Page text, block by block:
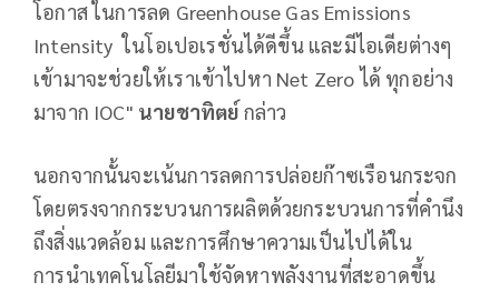
โอกาส ในการลด Greenhouse Gas Emissions
Intensity ในโอเปอเรชั่นได้ดีขึ้น และมีไอเดียต่างๆ
เข้ามาจะช่วยให้เราเข้าไปหา Net Zero ได้ ทุกอย่าง
มาจาก IOC" นายชาทิตย์ กล่าว
นอกจากนั้นจะเน้นการลดการปล่อยก๊าซเรือนกระจก
โดยตรงจากกระบวนการผลิตด้วยกระบวนการที่คำนึง
ถึงสิ่งแวดล้อม และการศึกษาความเป็นไปได้ใน
การนำเทคโนโลยีมาใช้จัดหาพลังงานที่สะอาดขึ้น